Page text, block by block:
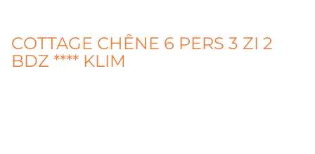
COTTAGE CHÊNE 6 PERS 3 ZI 2
BDZ **** KLIM